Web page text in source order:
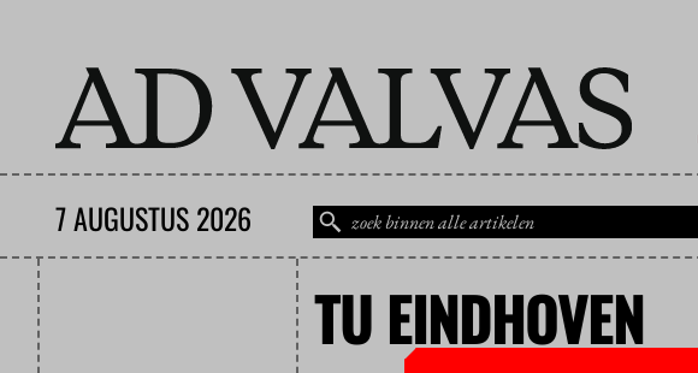
7 AUGUSTUS 2026
TU EINDHOVEN